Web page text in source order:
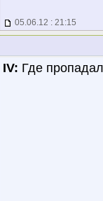
05.06.12 : 21:15
IV: Где